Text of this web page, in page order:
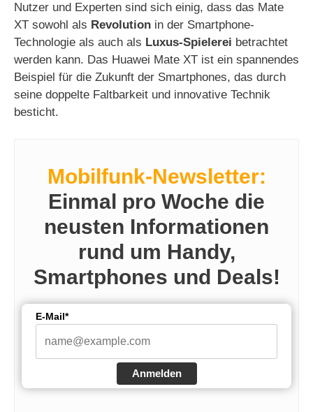
Nutzer und Experten sind sich einig, dass das Mate
XT sowohl als Revolution in der Smartphone-
Technologie als auch als Luxus-Spielerei betrachtet
werden kann. Das Huawei Mate XT ist ein spannendes
Beispiel für die Zukunft der Smartphones, das durch
seine doppelte Faltbarkeit und innovative Technik
besticht.
Mobilfunk-Newsletter:
Einmal pro Woche die
neusten Informationen
rund um Handy,
Smartphones und Deals!
E-Mail*
Anmelden